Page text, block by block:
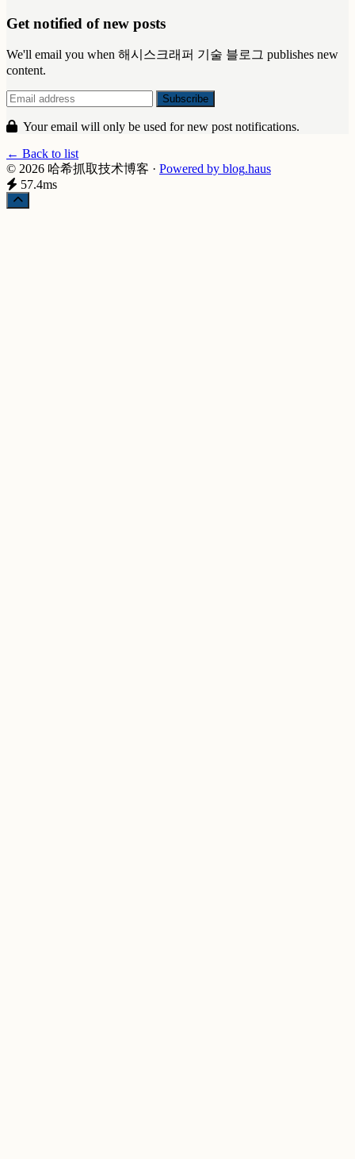
Get notified of new posts
We'll email you when 해시스크래퍼 기술 블로그 publishes new
content.
Your email will only be used for new post notifications.
← Back to list
© 2026 哈希抓取技术博客 · Powered by blog.haus
57.4ms